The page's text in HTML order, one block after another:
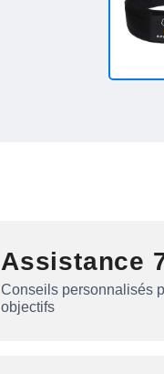
Assistance
Conseils personnalisés
objectifs